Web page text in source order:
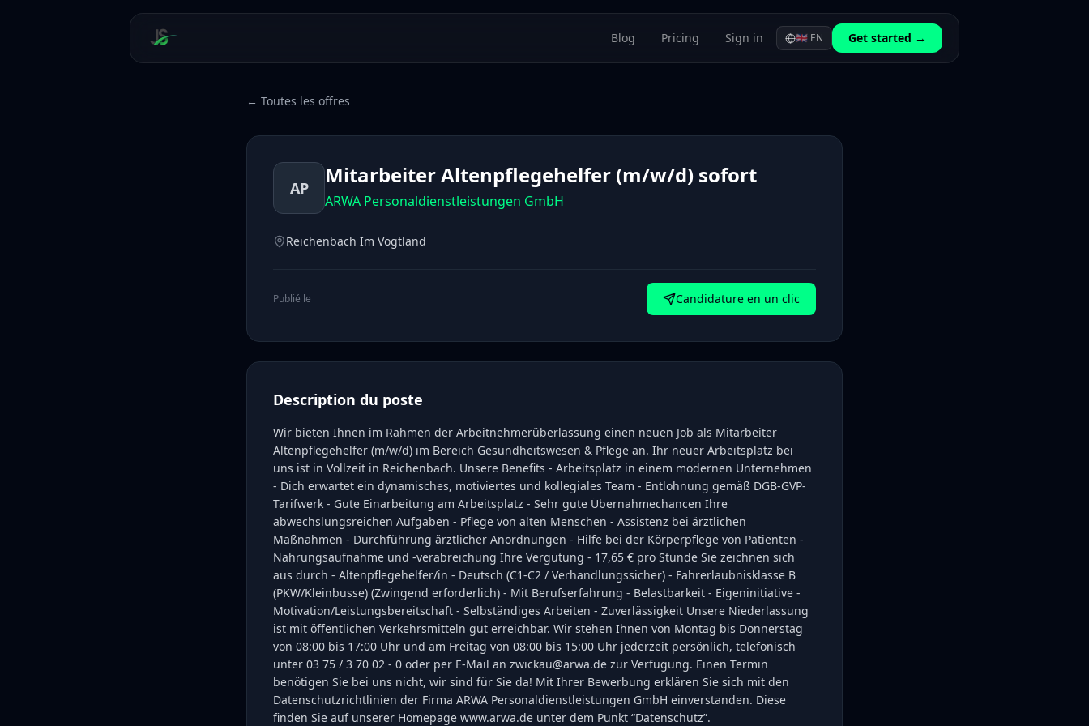
Blog Pricing Sign in 🇬🇧 EN Get started →
← Toutes les offres
AP Mitarbeiter Altenpflegehelfer (m/w/d) sofort
ARWA Personaldienstleistungen GmbH
Reichenbach Im Vogtland
Publié le Candidature en un clic
Description du poste
Wir bieten Ihnen im Rahmen der Arbeitnehmerüberlassung einen neuen Job als Mitarbeiter
Altenpflegehelfer (m/w/d) im Bereich Gesundheitswesen & Pflege an. Ihr neuer Arbeitsplatz bei
uns ist in Vollzeit in Reichenbach. Unsere Benefits - Arbeitsplatz in einem modernen Unternehmen
- Dich erwartet ein dynamisches, motiviertes und kollegiales Team - Entlohnung gemäß DGB-GVP-
Tarifwerk - Gute Einarbeitung am Arbeitsplatz - Sehr gute Übernahmechancen Ihre
abwechslungsreichen Aufgaben - Pflege von alten Menschen - Assistenz bei ärztlichen
Maßnahmen - Durchführung ärztlicher Anordnungen - Hilfe bei der Körperpflege von Patienten -
Nahrungsaufnahme und -verabreichung Ihre Vergütung - 17,65 € pro Stunde Sie zeichnen sich
aus durch - Altenpflegehelfer/in - Deutsch (C1-C2 / Verhandlungssicher) - Fahrerlaubnisklasse B
(PKW/Kleinbusse) (Zwingend erforderlich) - Mit Berufserfahrung - Belastbarkeit - Eigeninitiative -
Motivation/Leistungsbereitschaft - Selbständiges Arbeiten - Zuverlässigkeit Unsere Niederlassung
ist mit öffentlichen Verkehrsmitteln gut erreichbar. Wir stehen Ihnen von Montag bis Donnerstag
von 08:00 bis 17:00 Uhr und am Freitag von 08:00 bis 15:00 Uhr jederzeit persönlich, telefonisch
unter 03 75 / 3 70 02 - 0 oder per E-Mail an zwickau@arwa.de zur Verfügung. Einen Termin
benötigen Sie bei uns nicht, wir sind für Sie da! Mit Ihrer Bewerbung erklären Sie sich mit den
Datenschutzrichtlinien der Firma ARWA Personaldienstleistungen GmbH einverstanden. Diese
finden Sie auf unserer Homepage www.arwa.de unter dem Punkt “Datenschutz”.